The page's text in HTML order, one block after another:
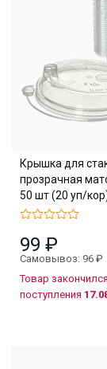
Крышка для
прозрачная
50 шт (20 уп/
99 ₽
Самовывоз: 96 ₽
Товар
поступления